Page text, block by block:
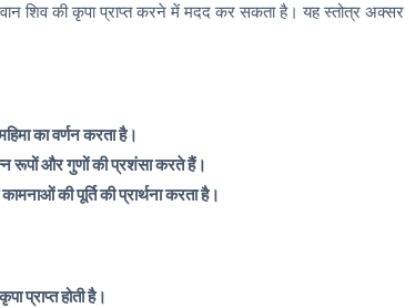
शिव की कृपा प्राप्त करने में मदद कर सकता है। यह स्तोत्र अक्सर
का वर्णन करता है।
रूपों और गुणों की प्रशंसा करते हैं।
की पूर्ति की प्रार्थना करता है।
प्राप्त होती है।